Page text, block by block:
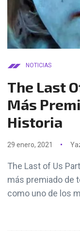
NOTICIAS
The Last
Más
Historia
29 enero, 2021
The Last of Us
más premiado de
como uno de los